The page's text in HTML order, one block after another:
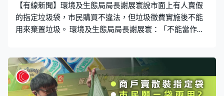
日主動購買的人不
【有線新聞】環境及生態局局長謝展寰說市面上有人賣假
的指定垃圾袋，市民購買不違法，但垃圾徵費實施後不能
用來棄置垃圾。 環境及生態局局長謝展寰：「不能當作指
對於任何售賣假袋的地方，政府必然會執法、打擊，相關
政府部門在外監察情況，發現時必定執法。」 環保署署長
徐浩光等官員出席政府為區議員舉行的垃圾徵費執行安排